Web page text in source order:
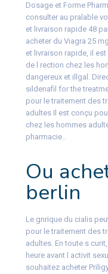
Dosage et Forme
consulter au pralable
et livraison rapide 48
acheter du Viagra 25
et livraison rapide, il
de l rection chez les
dangereux et illgal.
sildenafil for the
pour le traitement des
adultes Il est conçu
chez les hommes
pharmacie..
Ou
berlin
Le gnrique du cialis
pour le traitement des
adultes. En toute s
heure avant l activit
souhaitez acheter